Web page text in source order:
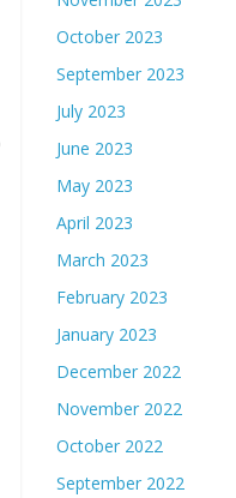
October 2023
September 2023
July 2023
June 2023
May 2023
April 2023
March 2023
February 2023
January 2023
December 2022
November 2022
October 2022
September 2022